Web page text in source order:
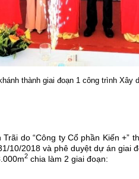
thành giai đoạn 1 công trình
do “Công ty Cổ phần Kiến +”
10/2018 và phê duyệt dự án giai
2 chia làm 2 giai đoạn: